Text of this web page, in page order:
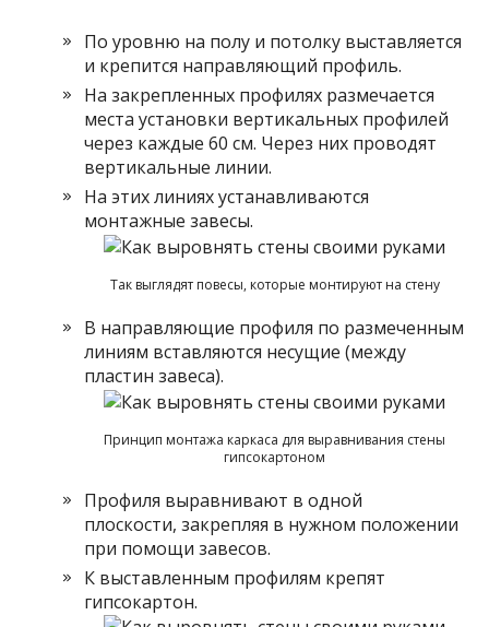
По уровню на полу и потолку выставляется
и крепится направляющий профиль.
На закрепленных профилях размечается
места установки вертикальных профилей
через каждые 60 см. Через них проводят
вертикальные линии.
На этих линиях устанавливаются
монтажные завесы.
Так выглядят повесы, которые монтируют на стену
В направляющие профиля по размеченным
линиям вставляются несущие (между
пластин завеса).
Принцип монтажа каркаса для выравнивания стены
гипсокартоном
Профиля выравнивают в одной
плоскости, закрепляя в нужном положении
при помощи завесов.
К выставленным профилям крепят
гипсокартон.